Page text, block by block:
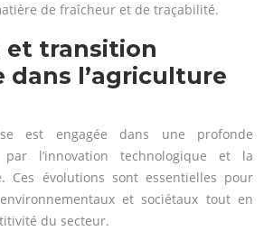
de fraîcheur et de traçabilité.
et transition
dans l’agriculture
est engagée dans une profonde
l’innovation technologique et la
Ces évolutions sont essentielles pour
et sociétaux tout en
du secteur.